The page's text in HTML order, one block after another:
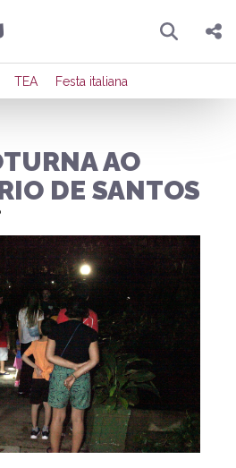
Pesquisar
Compartilhar
Enviar por Whatsapp
Publicar no X
TEA Festa italiana
AO
DE SANTOS